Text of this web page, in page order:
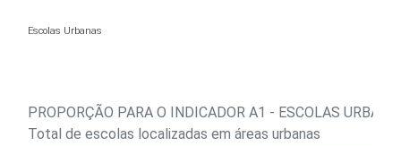
Escolas Urbanas
PROPORÇÃO PARA O INDICADOR A1 - ESCOLAS
Total de escolas localizadas em áreas urbanas